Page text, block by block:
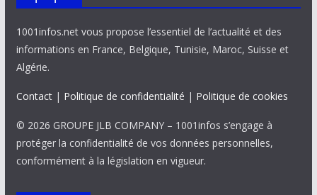
1001infos.net vous propose l’essentiel de l’actualité et des
informations en France, Belgique, Tunisie, Maroc, Suisse et
Algérie.
Contact| Politique de confidentialité | Politique de cookies
© 2026 GROUPE JLB COMPANY – 1001infos s’engage à
protéger la confidentialité de vos données personnelles,
conformément à la législation en vigueur.